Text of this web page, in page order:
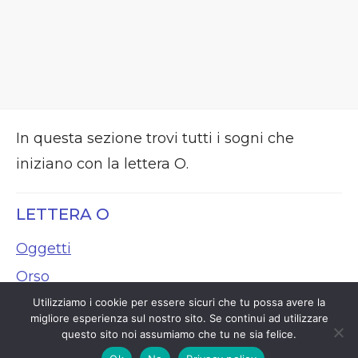
In questa sezione trovi tutti i sogni che
iniziano con la lettera O.
LETTERA O
Oggetti
Orso
Utilizziamo i cookie per essere sicuri che tu possa avere la
migliore esperienza sul nostro sito. Se continui ad utilizzare
questo sito noi assumiamo che tu ne sia felice.